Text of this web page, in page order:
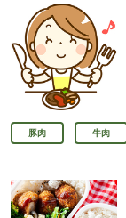
豚肉 牛肉